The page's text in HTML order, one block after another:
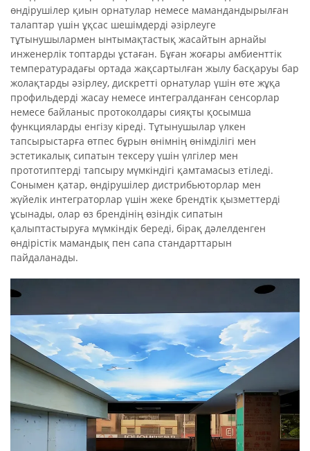
өндірушілер қиын орнатулар немесе мамандандырылған
талаптар үшін ұқсас шешімдерді әзірлеуге
тұтынушылармен ынтымақтастық жасайтын арнайы
инженерлік топтарды ұстаған. Бұған жоғары амбиенттік
температурадағы ортада жақсартылған жылу басқаруы бар
жолақтарды әзірлеу, дискретті орнатулар үшін өте жұқа
профильдерді жасау немесе интегралданған сенсорлар
немесе байланыс протоколдары сияқты қосымша
функцияларды енгізу кіреді. Тұтынушылар үлкен
тапсырыстарға өтпес бұрын өнімнің өнімділігі мен
эстетикалық сипатын тексеру үшін үлгілер мен
прототиптерді тапсыру мүмкіндігі қамтамасыз етіледі.
Сонымен қатар, өндірушілер дистрибьюторлар мен
жүйелік интеграторлар үшін жеке брендтік қызметтерді
ұсынады, олар өз брендінің өзіндік сипатын
қалыптастыруға мүмкіндік береді, бірақ дәлелденген
өндірістік мамандық пен сапа стандарттарын
пайдаланады.